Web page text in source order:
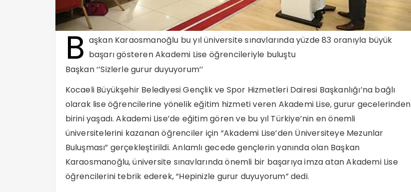
B aşkan Karaosmanoğlu bu yıl üniversite sınavlarında yüzde 83 oranıyla büyük
başarı gösteren Akademi Lise öğrencileriyle buluştu
Başkan ‘’Sizlerle gurur duyuyorum’’
Kocaeli Büyükşehir Belediyesi Gençlik ve Spor Hizmetleri Dairesi Başkanlığı’na bağlı
olarak lise öğrencilerine yönelik eğitim hizmeti veren Akademi Lise, gurur gecelerinden
birini yaşadı. Akademi Lise’de eğitim gören ve bu yıl Türkiye’nin en önemli
üniversitelerini kazanan öğrenciler için “Akademi Lise’den Üniversiteye Mezunlar
Buluşması” gerçekleştirildi. Anlamlı gecede gençlerin yanında olan Başkan
Karaosmanoğlu, üniversite sınavlarında önemli bir başarıya imza atan Akademi Lise
öğrencilerini tebrik ederek, “Hepinizle gurur duyuyorum” dedi.